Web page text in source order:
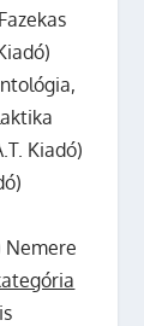
Kiadó)
Nemere